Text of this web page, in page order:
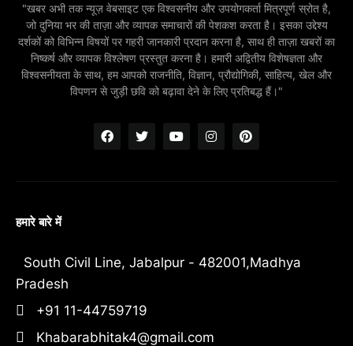
"खबर अभी तक न्यूज़ वेबसाइट एक विश्वसनीय और उपयोगकर्ता मित्रपूर्ण स्रोत है,
जो दुनिया भर की ताज़ा और व्यापक समाचारों की पेशकश करता है। इसका उद्देश्य
दर्शकों को विभिन्न विषयों पर गहरी जानकारी प्रदान करना है, साथ ही ताज़ा खबरों का
निष्कर्ष और व्यापक विश्लेषण प्रस्तुत करना है। हमारी अद्वितीय विशेषज्ञता और
विश्वसनीयता के साथ, हम आपको राजनीति, विज्ञान, प्रौद्योगिकी, साहित्य, खेल और
विपणन से जुड़ी छवि को बढ़ावा देने के लिए प्रतिबद्ध हैं।"
हमारे बारे में
South Civil Line, Jabalpur - 482001,Madhya
Pradesh
+91 11-44759719
Khabarabhitak4@gmail.com